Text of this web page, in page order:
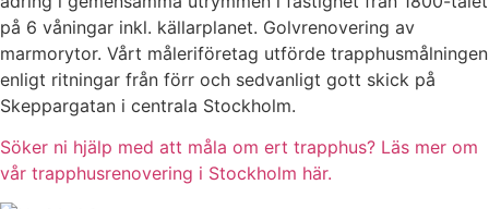
på 6 våningar inkl. källarplanet. Golvrenovering av
marmorytor. Vårt måleriföretag utförde trapphusmålningen
enligt ritningar från förr och sedvanligt gott skick på
Skeppargatan i centrala Stockholm.
Söker ni hjälp med att måla om ert trapphus? Läs mer om
vår trapphusrenovering i Stockholm här.